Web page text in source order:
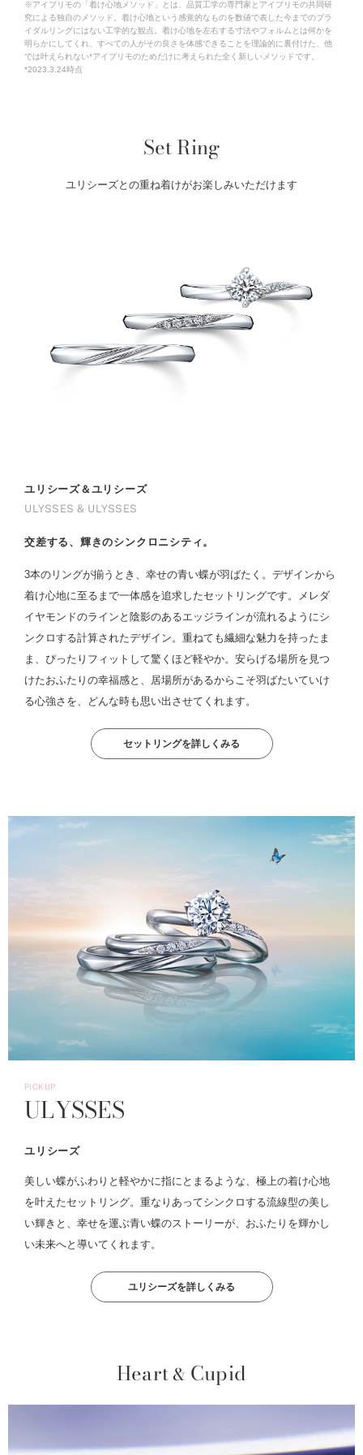
※アイプリモの「着け心地メソッド」とは、品質工学の専門家とアイプリモの共同研
究による独自のメソッド。着け心地という感覚的なものを数値で表した今までのブラ
イダルリングにはない工学的な観点。着け心地を左右する寸法やフォルムとは何かを
明らかにしてくれ、すべての人がその良さを体感できることを理論的に裏付けた、他
では叶えられない*アイプリモのためだけに考えられた全く新しいメソッドです。
*2023.3.24時点
Set Ring
ユリシーズとの重ね着けがお楽しみいただけます
ユリシーズ＆ユリシーズ
ULYSSES & ULYSSES
交差する、輝きのシンクロニシティ。
3本のリングが揃うとき、幸せの青い蝶が羽ばたく。デザインから
着け心地に至るまで一体感を追求したセットリングです。メレダ
イヤモンドのラインと陰影のあるエッジラインが流れるようにシ
ンクロする計算されたデザイン。重ねても繊細な魅力を持ったま
ま、ぴったりフィットして驚くほど軽やか。安らげる場所を見つ
けたおふたりの幸福感と、居場所があるからこそ羽ばたいていけ
る心強さを、どんな時も思い出させてくれます。
セットリングを詳しくみる
PICKUP
ULYSSES
ユリシーズ
美しい蝶がふわりと軽やかに指にとまるような、極上の着け心地
を叶えたセットリング。重なりあってシンクロする流線型の美し
い輝きと、幸せを運ぶ青い蝶のストーリーが、おふたりを輝かし
い未来へと導いてくれます。
ユリシーズを詳しくみる
Heart& Cupid